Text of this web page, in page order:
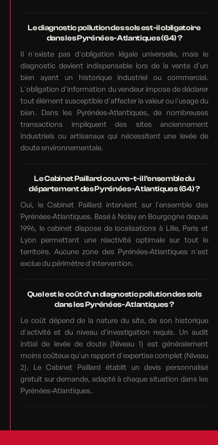
Le diagnostic pollution des sols est-il obligatoire
dans les Pyrénées-Atlantiques (64) ?
Il n'existe pas d'obligation légale universelle, mais le
diagnostic devient indispensable lors de la vente d'un
bien ayant un historique industriel ou commercial.
L'obligation d'information du vendeur impose de déclarer
tout élément susceptible d'affecter la valeur ou l'usage du
bien. Dans les Pyrénées-Atlantiques, de nombreuses
transactions impliquent des sites anciennement
industriels ou artisanaux qui nécessitent une levée de
doute environnementale.
Le Cabinet Paillard couvre-t-il l'ensemble du
département des Pyrénées-Atlantiques (64) ?
Oui, le Cabinet Paillard intervient sur l'ensemble des
Pyrénées-Atlantiques. Basé à Nolay en Bourgogne depuis
1996, le cabinet dispose de localisations à Lille, Paris et
Lyon permettant une réactivité optimale sur tout le
territoire. Aucune zone des Pyrénées-Atlantiques n'est
exclue du périmètre d'intervention.
Quel est le coût d'un diagnostic pollution des sols
dans les Pyrénées-Atlantiques ?
Le coût dépend de la nature du site, de son historique
d'activité et du niveau d'investigation requis. Un audit
initial de levée de doute (Niveau 1) est généralement
moins coûteux qu'un rapport d'expertise complet (Niveau
2). Le Cabinet Paillard établit un devis personnalisé
gratuit sur demande, adapté à chaque situation dans les
Pyrénées-Atlantiques.